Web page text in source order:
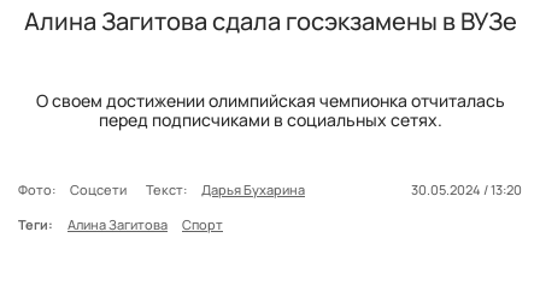
Алина Загитова сдала госэкзамены в ВУЗе
О своем достижении олимпийская чемпионка отчиталась
перед подписчиками в социальных сетях.
Фото: Соцсети Текст: Дарья Бухарина
30.05.2024 / 13:20
Теги:
Алина Загитова Спорт